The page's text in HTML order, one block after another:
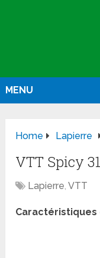
MENU
Home Lapierre
VTT Spicy
Lapierre,VTT
Caractéristiques